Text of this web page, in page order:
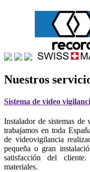
Nuestros
Sistema de video
Instalador de sistemas
trabajamos en toda
de videovigilancia
pequeña o gran
satisfacción del
materiales.